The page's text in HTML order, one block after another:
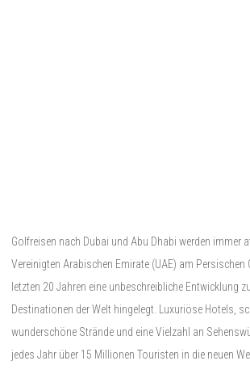
Golfreisen nach Dubai und Abu Dhabi werden immer
Vereinigten Arabischen Emirate (UAE) am Persischen
letzten 20 Jahren eine unbeschreibliche Entwicklung
Destinationen der Welt hingelegt. Luxuriöse Hotels,
wunderschöne Strände und eine Vielzahl an
jedes Jahr über 15 Millionen Touristen in die neuen